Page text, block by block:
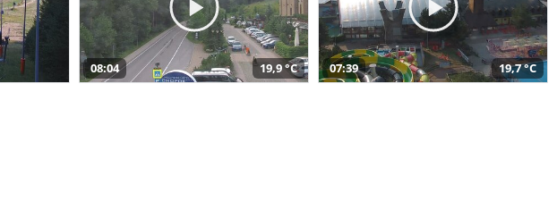
08:04 19,9 °C 07:39 19,7 °C